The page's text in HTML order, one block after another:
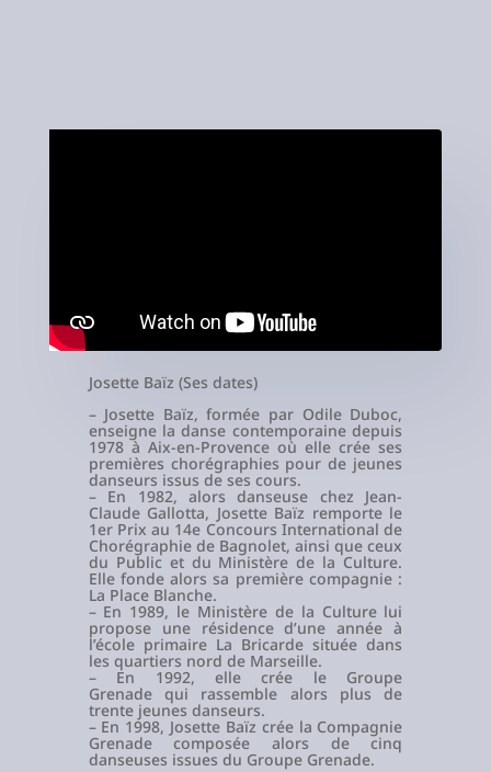
Josette Baïz (Ses dates)
– Josette Baïz, formée par Odile Duboc,
enseigne la danse contemporaine depuis
1978 à Aix-en-Provence où elle crée ses
premières chorégraphies pour de jeunes
danseurs issus de ses cours.
– En 1982, alors danseuse chez Jean-
Claude Gallotta, Josette Baïz remporte le
1er Prix au 14e Concours International de
Chorégraphie de Bagnolet, ainsi que ceux
du Public et du Ministère de la Culture.
Elle fonde alors sa première compagnie :
La Place Blanche.
– En 1989, le Ministère de la Culture lui
propose une résidence d’une année à
l’école primaire La Bricarde située dans
les quartiers nord de Marseille.
– En 1992, elle crée le Groupe
Grenade qui rassemble alors plus de
trente jeunes danseurs.
– En 1998, Josette Baïz crée la Compagnie
Grenade composée alors de cinq
danseuses issues du Groupe Grenade.